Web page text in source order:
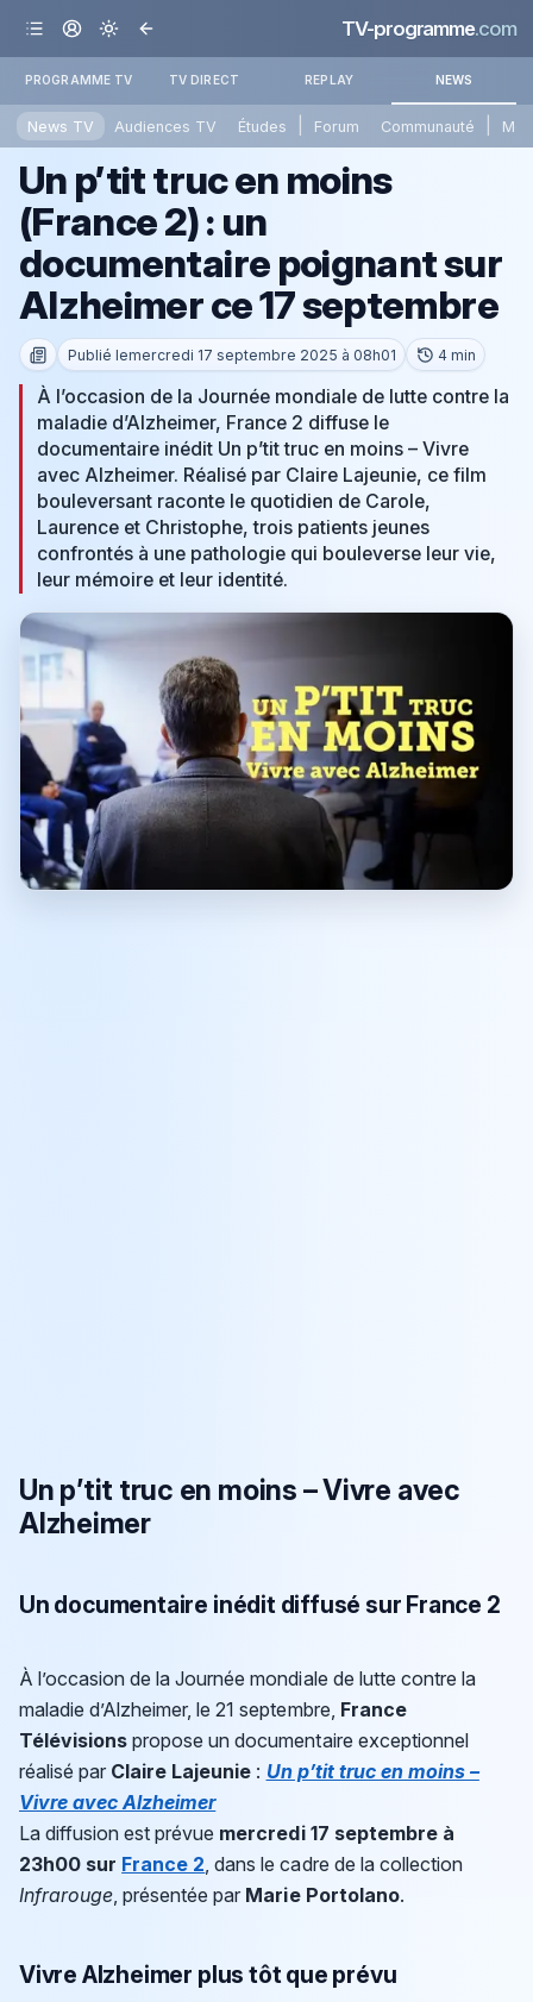
TV-programme.com
PROGRAMME TV TV DIRECT REPLAY NEWS
News TV Audiences TV Études Forum Communauté
Un p’tit truc en moins
(France 2) : un
documentaire poignant sur
Alzheimer ce 17 septembre
Publié lemercredi 17 septembre 2025 à 08h01 4 min
À l’occasion de la Journée mondiale de lutte contre la
maladie d’Alzheimer, France 2 diffuse le
documentaire inédit Un p’tit truc en moins – Vivre
avec Alzheimer. Réalisé par Claire Lajeunie, ce film
bouleversant raconte le quotidien de Carole,
Laurence et Christophe, trois patients jeunes
confrontés à une pathologie qui bouleverse leur vie,
leur mémoire et leur identité.
Un p’tit truc en moins – Vivre avec
Alzheimer
Un documentaire inédit diffusé sur France 2
À l’occasion de la Journée mondiale de lutte contre la
maladie d’Alzheimer, le 21 septembre, France
Télévisions propose un documentaire exceptionnel
réalisé par Claire Lajeunie : Un p’tit truc en moins –
Vivre avec Alzheimer
La diffusion est prévue mercredi 17 septembre à
23h00 sur France 2, dans le cadre de la collection
Infrarouge, présentée par Marie Portolano.
Vivre Alzheimer plus tôt que prévu